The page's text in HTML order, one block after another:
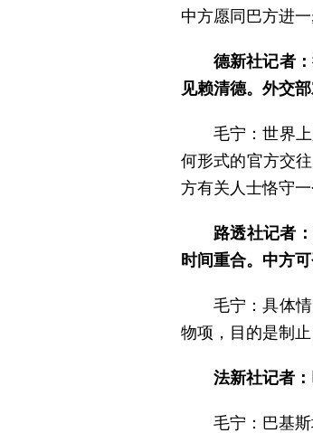
中方愿同巴方进
德新社记者
见赖清德。外交
毛宁：世界
何形式的官方交
方有关人士恪守一
路透社记者
时间重合。中方
毛宁：具体
物项，目的是制止
法新社记者
毛宁：巴基